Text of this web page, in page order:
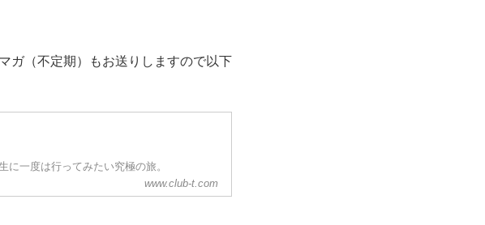
ガ（不定期）もお送りしますので以下
一度は行ってみたい究極の旅。
www.club-t.com